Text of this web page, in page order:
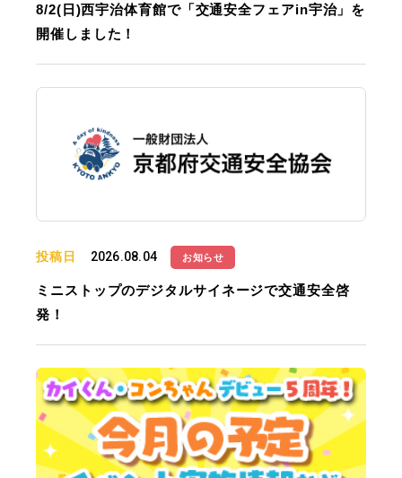
8/2(日)西宇治体育館で「交通安全フェアin宇治」を
開催しました！
投稿日 2026.08.04 お知らせ
ミニストップのデジタルサイネージで交通安全啓
発！